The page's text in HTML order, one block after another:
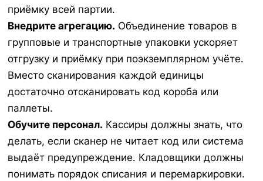
приёмку всей партии.
Внедрите агрегацию. Объединение товаров в
групповые и транспортные упаковки ускоряет
отгрузку и приёмку при поэкземплярном учёте.
Вместо сканирования каждой единицы
достаточно отсканировать код короба или
паллеты.
Обучите персонал. Кассиры должны знать, что
делать, если сканер не читает код или система
выдаёт предупреждение. Кладовщики должны
понимать порядок списания и перемаркировки.